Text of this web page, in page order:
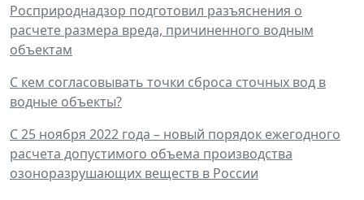
Росприроднадзор подготовил разъяснения о
расчете размера вреда, причиненного водным
объектам
С кем согласовывать точки сброса сточных вод в
водные объекты?
С 25 ноября 2022 года – новый порядок ежегодного
расчета допустимого объема производства
озоноразрушающих веществ в России